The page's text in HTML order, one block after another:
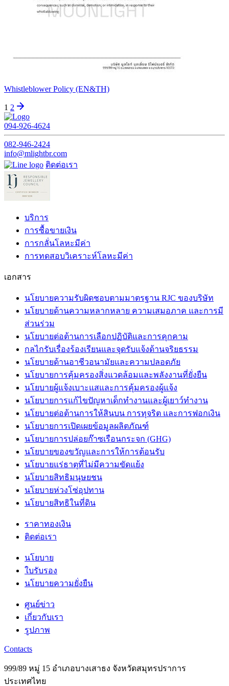
Whistleblower Policy (EN&TH)
Posts
pagination
1 2
094-926-4624
082-946-2424
info@mlightbr.com
ติดต่อเรา
บริการ
การซื้อขายเงิน
การกลั่นโลหะมีค่า
การทดสอบวิเคราะห์โลหะมีค่า
เอกสาร
นโยบายความรับผิดชอบตามมาตรฐาน RJC ของบริษัท
นโยบายด้านความหลากหลาย ความเสมอภาค และการมี
ส่วนร่วม
นโยบายต่อต้านการเลือกปฏิบัติและการคุกคาม
กลไกรับเรื่องร้องเรียนและจุดรับแจ้งด้านจริยธรรม
นโยบายด้านอาชีวอนามัยและความปลอดภัย
นโยบายการคุ้มครองสิ่งแวดล้อมและพลังงานที่ยั่งยืน
นโยบายผู้แจ้งเบาะแสและการคุ้มครองผู้แจ้ง
นโยบายการแก้ไขปัญหาเด็กทำงานและผู้เยาว์ทำงาน
นโยบายต่อต้านการให้สินบน การทุจริต และการฟอกเงิน
นโยบายการเปิดเผยข้อมูลผลิตภัณฑ์
นโยบายการปล่อยก๊าซเรือนกระจก (GHG)
นโยบายของขวัญและการให้การต้อนรับ
นโยบายแร่ธาตุที่ไม่มีความขัดแย้ง
นโยบายสิทธิมนุษยชน
นโยบายห่วงโซ่อุปทาน
นโยบายสิทธิในที่ดิน
ราคาทองเงิน
ติดต่อเรา
นโยบาย
ใบรับรอง
นโยบายความยั่งยืน
ศูนย์ข่าว
เกี่ยวกับเรา
รูปภาพ
Contacts
999/89 หมู่ 15 อำเภอบางเสาธง จังหวัดสมุทรปราการ
ประเทศไทย